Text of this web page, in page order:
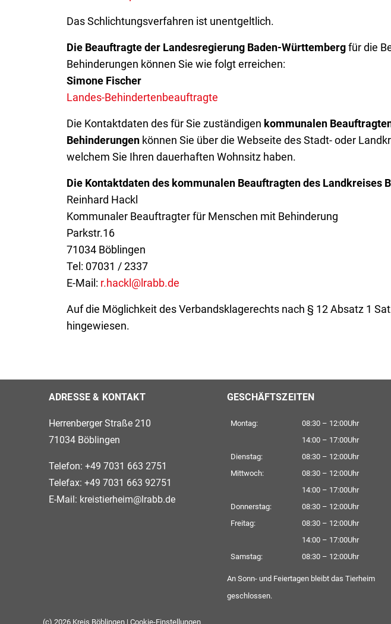
Das Schlichtungsverfahren ist unentgeltlich.
Die Beauftragte der Landesregierung Baden-Württemberg für die
Behinderungen können Sie wie folgt erreichen:
Simone Fischer
Landes-Behindertenbeauftragte
Die Kontaktdaten des für Sie zuständigen kommunalen
Behinderungen können Sie über die Webseite des Stadt- oder
welchem Sie Ihren dauerhaften Wohnsitz haben.
Die Kontaktdaten des kommunalen Beauftragten des Landkreises
Reinhard Hackl
Kommunaler Beauftragter für Menschen mit Behinderung
Parkstr.16
71034 Böblingen
Tel: 07031 / 2337
E-Mail: r.hackl@lrabb.de
Auf die Möglichkeit des Verbandsklagerechts nach § 12 Absatz 1
hingewiesen.
ADRESSE & KONTAKT
Herrenberger Straße 210
71034 Böblingen
Telefon: +49 7031 663 2751
Telefax: +49 7031 663 92751
E-Mail: kreistierheim@lrabb.de
GESCHÄFTSZEITEN
Montag:
08:30 – 12:00Uhr
14:00 – 17:00Uhr
Dienstag:
08:30 – 12:00Uhr
Mittwoch:
08:30 – 12:00Uhr
14:00 – 17:00Uhr
Donnerstag:
08:30 – 12:00Uhr
Freitag:
08:30 – 12:00Uhr
14:00 – 17:00Uhr
Samstag:
08:30 – 12:00Uhr
An Sonn- und Feiertagen bleibt das Tierheim
geschlossen.
(c) 2026 Kreis Böblingen | Cookie-Einstellungen